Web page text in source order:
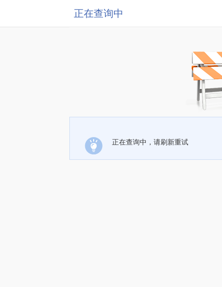
正在查询中
正在查询中，请刷新重试